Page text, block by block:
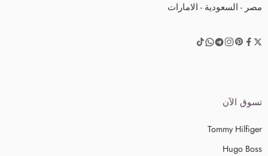
مصر - السعودية - الامارات
تسوق الآن
Tommy Hilfiger
Hugo Boss